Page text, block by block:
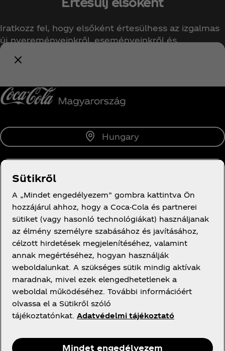
Iratkozz fel, hogy elsőként értesülhess az izgalmas
új nyereményeinkről, eseményeinkről és
Hungary
Segítség
Jogi információk
Sütikről
A „Mindet engedélyezem” gombra kattintva Ön
hozzájárul ahhoz, hogy a Coca-Cola és partnerei
sütiket (vagy hasonló technológiákat) használjanak
az élmény személyre szabásához és javításához,
célzott hirdetések megjelenítéséhez, valamint
annak megértéséhez, hogyan használják
weboldalunkat. A szükséges sütik mindig aktívak
maradnak, mivel ezek elengedhetetlenek a
weboldal működéséhez. További információért
olvassa el a Sütikről szóló
tájékoztatónkat. Adatvédelmi tájékoztató
Mindet engedélyezem